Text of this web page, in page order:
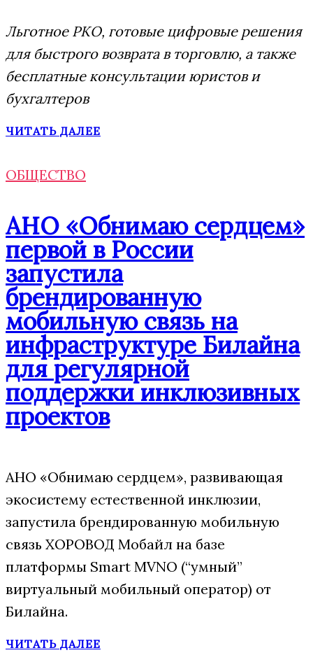
Льготное РКО, готовые цифровые решения
для быстрого возврата в торговлю, а также
бесплатные консультации юристов и
бухгалтеров
ЧИТАТЬ ДАЛЕЕ
ОБЩЕСТВО
АНО «Обнимаю сердцем»
первой в России
запустила
брендированную
мобильную связь на
инфраструктуре Билайна
для регулярной
поддержки инклюзивных
проектов
АНО «Обнимаю сердцем», развивающая
экосистему естественной инклюзии,
запустила брендированную мобильную
связь ХОРОВОД Мобайл на базе
платформы Smart MVNO (“умный”
виртуальный мобильный оператор) от
Билайна.
ЧИТАТЬ ДАЛЕЕ